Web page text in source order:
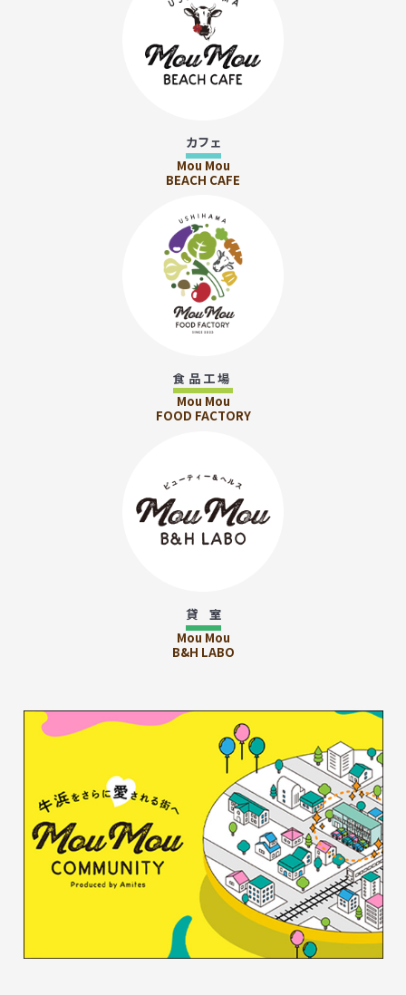
カフェ
Mou Mou
BEACH CAFE
食品工場
Mou Mou
FOOD FACTORY
貸 室
Mou Mou
B&H LABO